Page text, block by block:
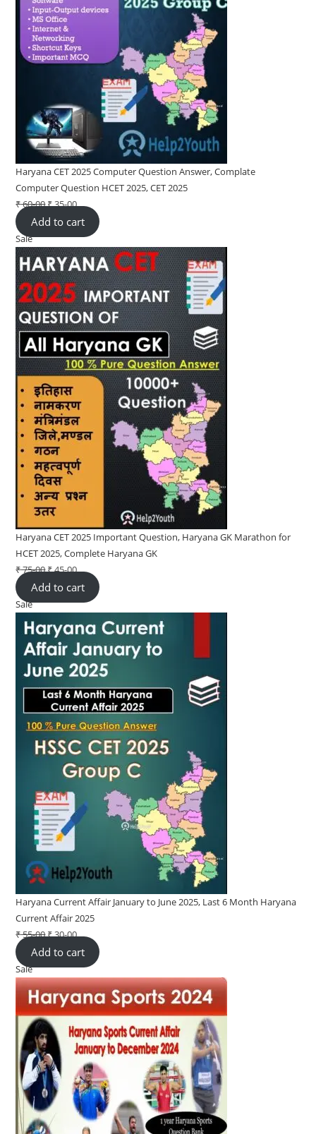
Haryana CET 2025 Computer Question Answer, Complate
Computer Question HCET 2025, CET 2025
₹60-00Original
price
was:
₹ 60-
00.
₹35-00Current
price
is:
₹ 35-
00.
Add to cart
SaleProduct
on
sale
Haryana CET 2025 Important Question, Haryana GK Marathon for
HCET 2025, Complete Haryana GK
₹75-00Original
price
was:
₹ 75-
00.
₹45-00Current
price
is:
₹ 45-
00.
Add to cart
SaleProduct
on
sale
Haryana Current Affair January to June 2025, Last 6 Month Haryana
Current Affair 2025
₹55-00Original
price
was:
₹ 55-
00.
₹30-00Current
price
is:
₹ 30-
00.
Add to cart
SaleProduct
on
sale